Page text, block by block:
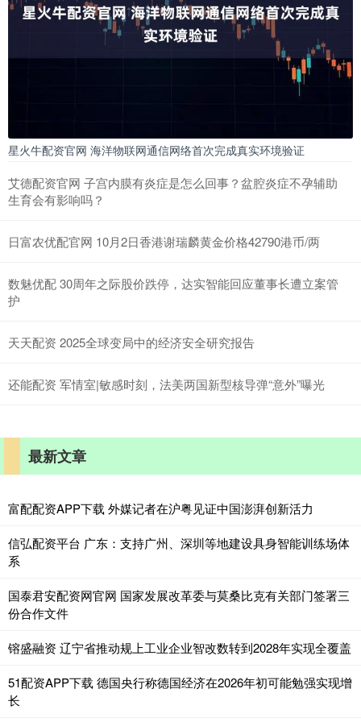
星火牛配资官网 海洋物联网通信网络首次完成真实环境验证
艾德配资官网 子宫内膜有炎症是怎么回事？盆腔炎症不孕辅助
生育会有影响吗？
日富农优配官网 10月2日香港谢瑞麟黄金价格42790港币/两
数魅优配 30周年之际股价跌停，达实智能回应董事长遭立案管
护
天天配资 2025全球变局中的经济安全研究报告
还能配资 军情室|敏感时刻，法美两国新型核导弹“意外”曝光
最新文章
富配配资APP下载 外媒记者在沪粤见证中国澎湃创新活力
信弘配资平台 广东：支持广州、深圳等地建设具身智能训练场体
系
国泰君安配资网官网 国家发展改革委与莫桑比克有关部门签署三
份合作文件
镕盛融资 辽宁省推动规上工业企业智改数转到2028年实现全覆盖
51配资APP下载 德国央行称德国经济在2026年初可能勉强实现增
长